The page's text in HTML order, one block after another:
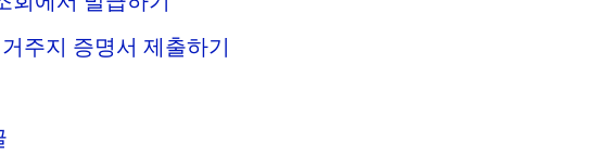
주지 증명서 제출하기